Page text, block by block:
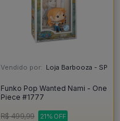
Vendido por: Loja Barbooza - SP
Funko Pop Wanted Nami - One
Piece #1777
R$ 499,99 21% OFF